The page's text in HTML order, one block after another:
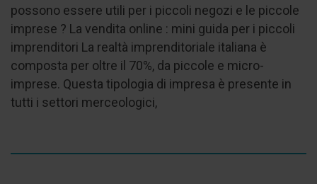
possono essere utili per i piccoli negozi e le piccole
imprese ? La vendita online : mini guida per i piccoli
imprenditori La realtà imprenditoriale italiana è
composta per oltre il 70%, da piccole e micro-
imprese. Questa tipologia di impresa è presente in
tutti i settori merceologici,